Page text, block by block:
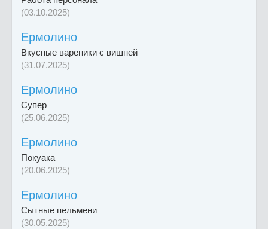
(03.10.2025)
Ермолино
Вкусные вареники с вишней
(31.07.2025)
Ермолино
Супер
(25.06.2025)
Ермолино
Покуака
(20.06.2025)
Ермолино
Сытные пельмени
(30.05.2025)